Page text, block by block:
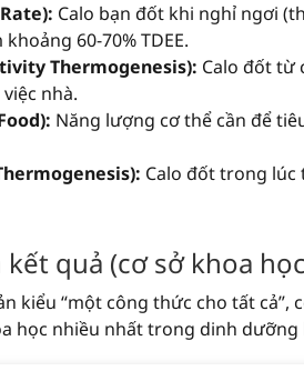
Calo bạn đốt khi nghỉ ngơi
60-70% TDEE.
Thermogenesis): Calo đốt từ
nhà.
Năng lượng cơ thể cần để
Calo đốt trong lúc
quả (cơ sở khoa
kiểu “một công thức cho tất
học nhiều nhất trong dinh dưỡng